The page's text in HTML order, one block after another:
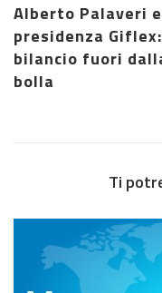
Alberto Palaveri
presidenza
bilancio fuori
bolla
Ti